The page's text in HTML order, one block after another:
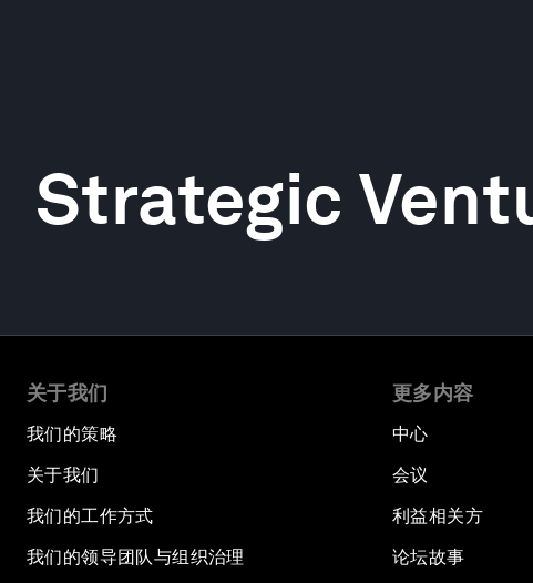
Strategic
关于我们
我们的策略
关于我们
我们的工作方式
我们的领导团队与组织治理
更多内容
中心
会议
利益相关方
论坛故事